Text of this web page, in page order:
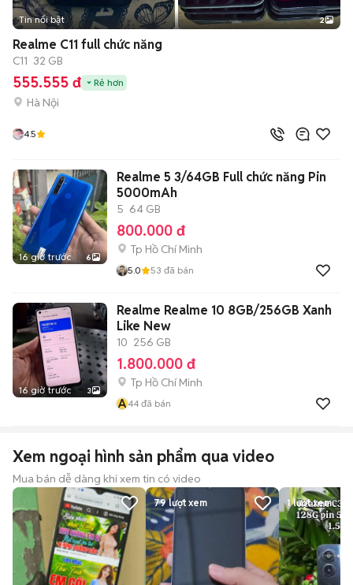
Tin nổi bật 2
Realme C11 full chức năng
C11 32 GB
555.555 đ Rẻ hơn
Hà Nội
4.5
16 giờ trước 6
Realme 5 3/64GB Full chức năng Pin
5000mAh
5 64 GB
800.000 đ
Tp Hồ Chí Minh
5.0 53 đã bán
16 giờ trước 3
Realme Realme 10 8GB/256GB Xanh
Like New
10 256 GB
1.800.000 đ
Tp Hồ Chí Minh
A44 đã bán
Xem ngoại hình sản phẩm qua video
Mua bán dễ dàng khi xem tin có video
79lượt xem 1lượt xem